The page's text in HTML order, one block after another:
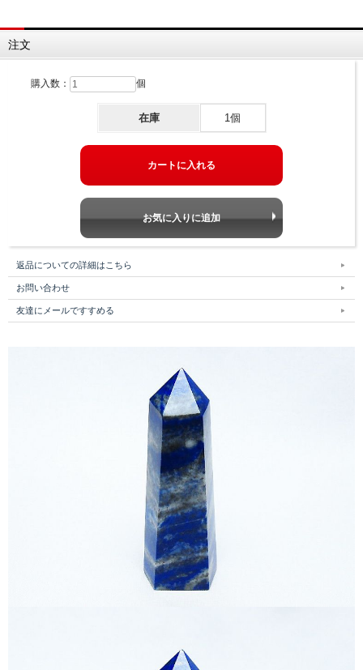
注文
購入数： 個
在庫 1個
返品についての詳細はこちら
お問い合わせ
友達にメールですすめる